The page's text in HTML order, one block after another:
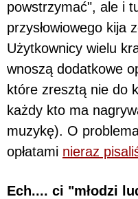
powstrzymać", ale i
przysłowiowego kija
Użytkownicy wielu
wnoszą dodatkowe
które zresztą nie do
każdy kto ma
muzykę). O
opłatami nieraz
Ech.... ci "młodzi